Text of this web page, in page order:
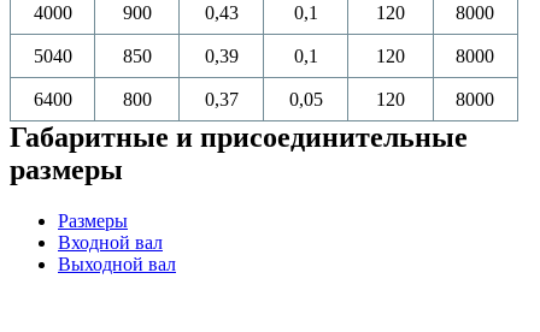
4000 900 0,43 0,1 120 8000
5040 850 0,39 0,1 120 8000
6400 800 0,37 0,05 120 8000
Габаритные и присоединительные
размеры
Размеры
Входной вал
Выходной вал